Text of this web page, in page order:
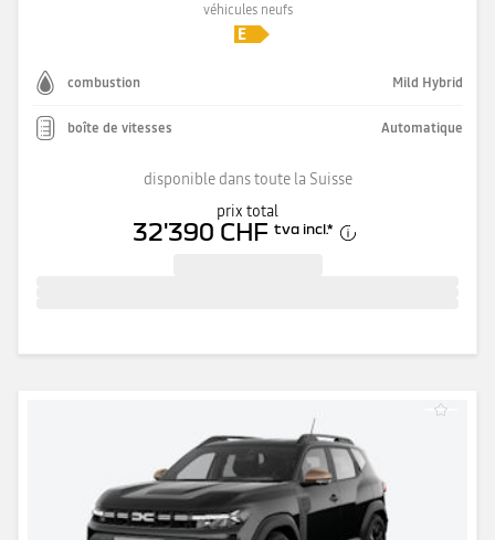
véhicules neufs
combustion Mild Hybrid
boîte de vitesses Automatique
disponible dans toute la Suisse
prix total
32'390 CHF tva incl.*